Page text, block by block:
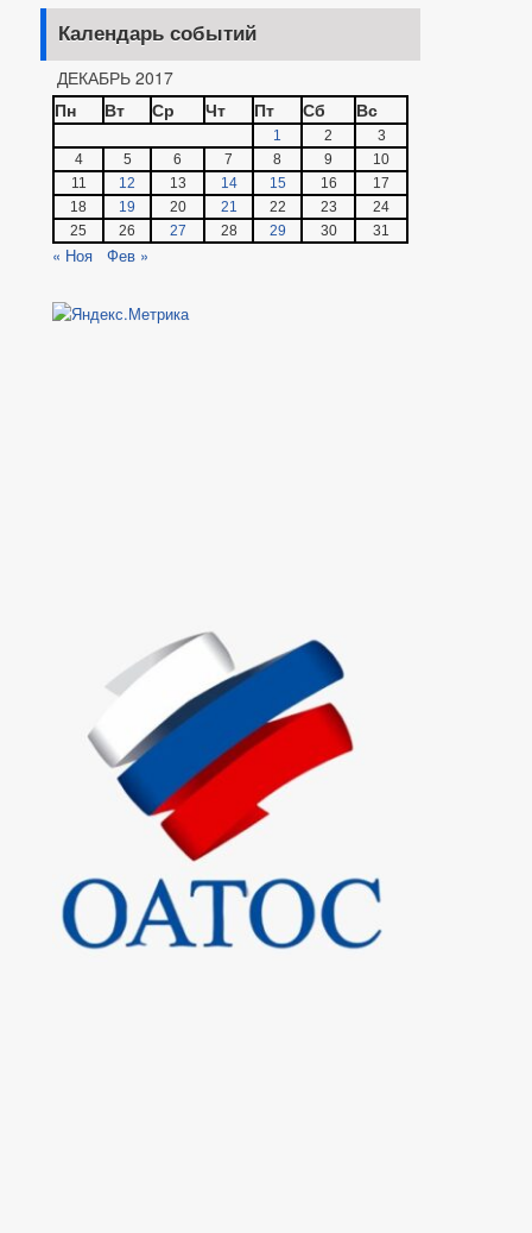
Календарь событий
ДЕКАБРЬ 2017
Пн
Вт Ср Чт Пт Сб Вс
1 2
3
4
5 6 7 8 9
10
11
12 13 14 15 16
17
18
19 20 21 22 23
24
25
26 27 28 29 30 31
« Ноя Фев »